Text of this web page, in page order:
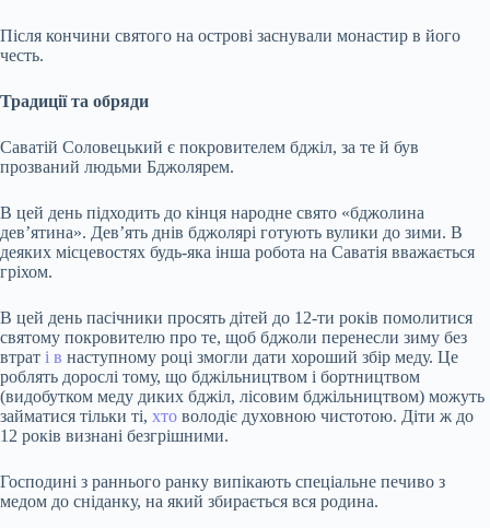
Після кончини святого на острові заснували монастир в його
честь.
Традиції та обряди
Саватій Соловецький є покровителем бджіл, за те й був
прозваний людьми Бджолярем.
В цей день підходить до кінця народне свято «бджолина
дев’ятина». Дев’ять днів бджолярі готують вулики до зими. В
деяких місцевостях будь-яка інша робота на Саватія вважається
гріхом.
В цей день пасічники просять дітей до 12-ти років помолитися
святому покровителю про те, щоб бджоли перенесли зиму без
втрат і в наступному році змогли дати хороший збір меду. Це
роблять дорослі тому, що бджільництвом і бортництвом
(видобутком меду диких бджіл, лісовим бджільництвом) можуть
займатися тільки ті, хто володіє духовною чистотою. Діти ж до
12 років визнані безгрішними.
Господині з раннього ранку випікають спеціальне печиво з
медом до сніданку, на який збирається вся родина.